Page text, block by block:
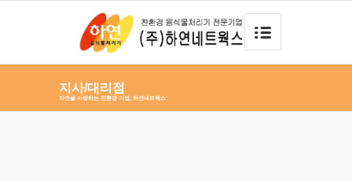
지사/대리점
자연을 사랑하는 친환경 기업, 하연네트웍스